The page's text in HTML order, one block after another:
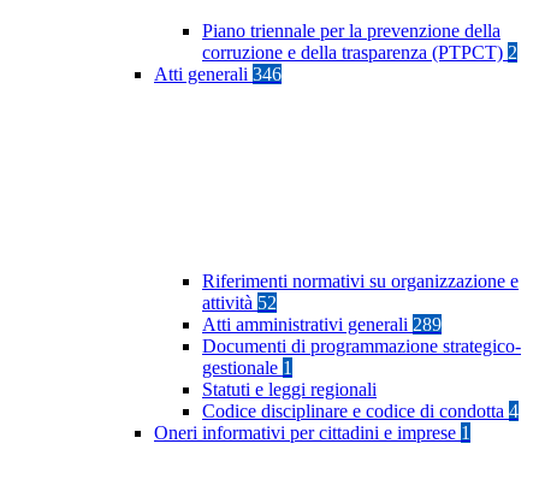
Piano triennale per la prevenzione della
corruzione e della trasparenza (PTPCT) 2
Atti generali 346
Riferimenti normativi su organizzazione e
attività 52
Atti amministrativi generali 289
Documenti di programmazione strategico-
gestionale 1
Statuti e leggi regionali
Codice disciplinare e codice di condotta 4
Oneri informativi per cittadini e imprese 1